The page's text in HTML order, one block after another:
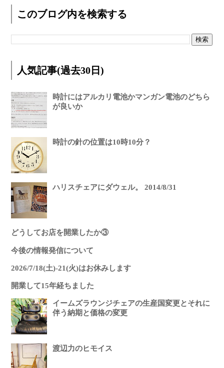
このブログ内を検索する
人気記事(過去30日)
時計にはアルカリ電池かマンガン電池のどちら
が良いか
時計の針の位置は10時10分？
ハリスチェアにダウェル。 2014/8/31
どうしてお店を開業したか③
今後の情報発信について
2026/7/18(土)-21(火)はお休みします
開業して15年経ちました
イームズラウンジチェアの生産国変更とそれに
伴う納期と価格の変更
渡辺力のヒモイス